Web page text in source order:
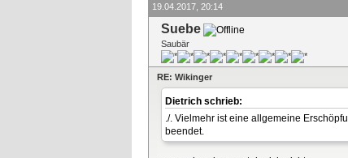
19.04.2017, 20:14
Suebe
Saubär
RE: Wikinger
Dietrich schrieb:
./. Vielmehr ist eine allgemeine
beendet.